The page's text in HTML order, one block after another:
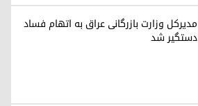
مدیرکل وزارت بازرگانی عراق به اتهام فساد
دستگیر شد